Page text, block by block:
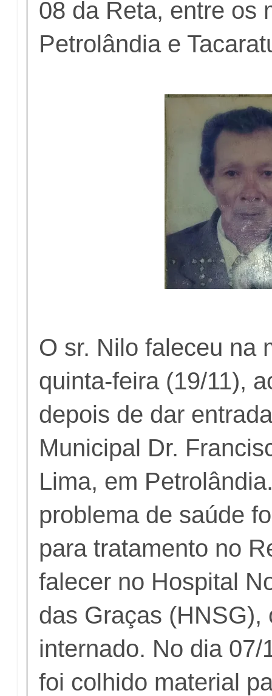
08 da Reta, entre os
Petrolândia e
O sr. Nilo faleceu na
quinta-feira (19/11),
depois de dar
Municipal Dr.
Lima, em
problema de saúde
para tratamento no
falecer no Hospital
das Graças (HNSG),
internado. No dia 07/
foi colhido material